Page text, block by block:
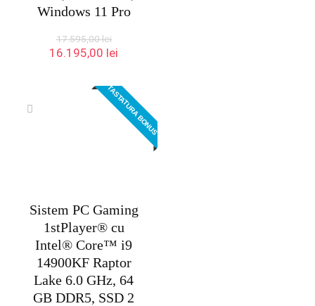
Windows 11 Pro
17.595,00lei
Prețul
17.595,00 lei.
16.195,00 lei
16.195,00 lei.
TASTATURA BONUS
Sistem PC Gaming
1stPlayer® cu
Intel® Core™ i9
14900KF Raptor
Lake 6.0 GHz, 64
GB DDR5, SSD 2